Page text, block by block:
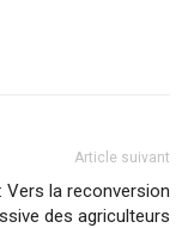
Article suivant
Vers la reconversion
des agriculteurs